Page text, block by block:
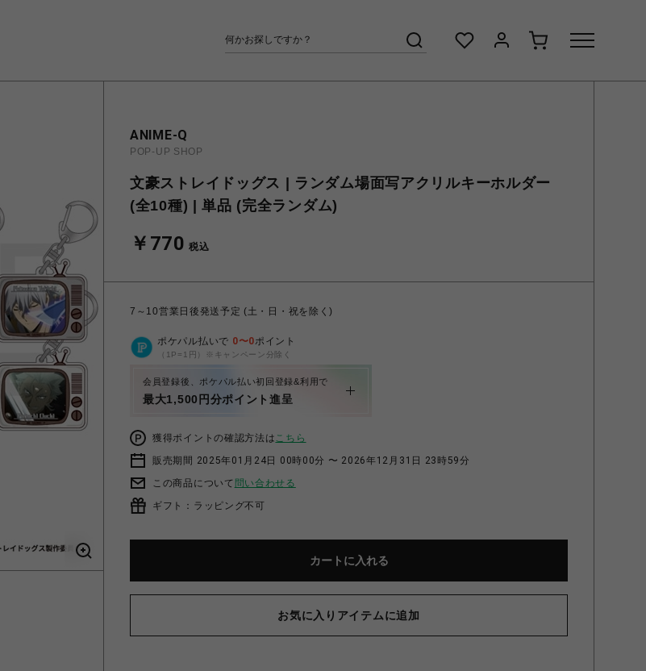
ANIME-Q
POP-UP SHOP
文豪ストレイドッグス | ランダム場面写アクリルキーホルダー
(全10種) | 単品 (完全ランダム)
￥770 税込
7～10営業日後発送予定 (土・日・祝を除く)
ポケパル払いで 0〜0ポイント
（1P=1円）※キャンペーン分除く
会員登録後、ポケパル払い初回登録&利用で
最大1,500円分ポイント進呈
獲得ポイントの確認方法はこちら
販売期間 2025年01月24日 00時00分 〜 2026年12月31日 23時59分
この商品について 問い合わせる
ギフト：ラッピング不可
カートに入れる
お気に入りアイテムに追加